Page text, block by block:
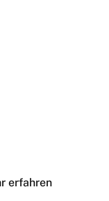
erfahren